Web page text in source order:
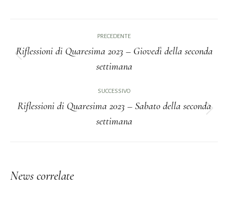
tra
post
PRECEDENTE
Riflessioni di Quaresima 2023 – Giovedì della seconda
settimana
SUCCESSIVO
Riflessioni di Quaresima 2023 – Sabato della seconda
settimana
News correlate